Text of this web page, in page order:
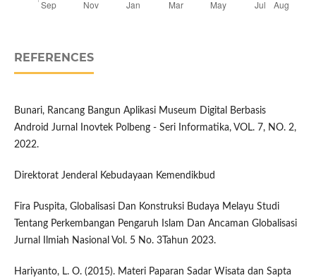
REFERENCES
Bunari, Rancang Bangun Aplikasi Museum Digital Berbasis
Android Jurnal Inovtek Polbeng - Seri Informatika, VOL. 7, NO. 2,
2022.
Direktorat Jenderal Kebudayaan Kemendikbud
Fira Puspita, Globalisasi Dan Konstruksi Budaya Melayu Studi
Tentang Perkembangan Pengaruh Islam Dan Ancaman Globalisasi
Jurnal Ilmiah Nasional Vol. 5 No. 3Tahun 2023.
Hariyanto, L. O. (2015). Materi Paparan Sadar Wisata dan Sapta